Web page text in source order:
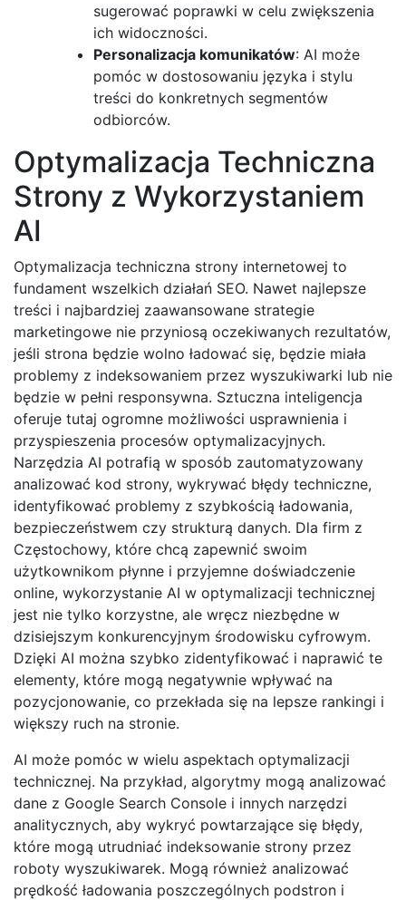
sugerować poprawki w celu zwiększenia
ich widoczności.
Personalizacja komunikatów: AI może
pomóc w dostosowaniu języka i stylu
treści do konkretnych segmentów
odbiorców.
Optymalizacja Techniczna
Strony z Wykorzystaniem
AI
Optymalizacja techniczna strony internetowej to
fundament wszelkich działań SEO. Nawet najlepsze
treści i najbardziej zaawansowane strategie
marketingowe nie przyniosą oczekiwanych rezultatów,
jeśli strona będzie wolno ładować się, będzie miała
problemy z indeksowaniem przez wyszukiwarki lub nie
będzie w pełni responsywna. Sztuczna inteligencja
oferuje tutaj ogromne możliwości usprawnienia i
przyspieszenia procesów optymalizacyjnych.
Narzędzia AI potrafią w sposób zautomatyzowany
analizować kod strony, wykrywać błędy techniczne,
identyfikować problemy z szybkością ładowania,
bezpieczeństwem czy strukturą danych. Dla firm z
Częstochowy, które chcą zapewnić swoim
użytkownikom płynne i przyjemne doświadczenie
online, wykorzystanie AI w optymalizacji technicznej
jest nie tylko korzystne, ale wręcz niezbędne w
dzisiejszym konkurencyjnym środowisku cyfrowym.
Dzięki AI można szybko zidentyfikować i naprawić te
elementy, które mogą negatywnie wpływać na
pozycjonowanie, co przekłada się na lepsze rankingi i
większy ruch na stronie.
AI może pomóc w wielu aspektach optymalizacji
technicznej. Na przykład, algorytmy mogą analizować
dane z Google Search Console i innych narzędzi
analitycznych, aby wykryć powtarzające się błędy,
które mogą utrudniać indeksowanie strony przez
roboty wyszukiwarek. Mogą również analizować
prędkość ładowania poszczególnych podstron i